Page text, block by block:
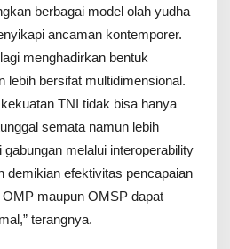
berbagai model olah yudha
ancaman kontemporer.
menghadirkan bentuk
lebih bersifat multidimensional.
TNI tidak bisa hanya
semata namun lebih
melalui interoperability
demikian efektivitas pencapaian
maupun OMSP dapat
terangnya.